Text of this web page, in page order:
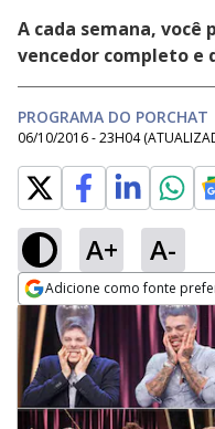
A cada semana, você
vencedor completo e
PROGRAMA DO PORCHAT
06/10/2016 - 23H04
A+ A-
Adicione como fonte
Opens in new window